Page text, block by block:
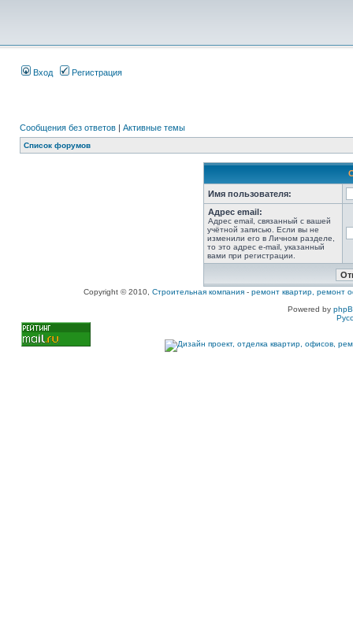
Вход Регистрация
Сообщения без ответов | Активные темы
Список форумов
Имя пользователя:
Адрес email:
Адрес email, связанный с вашей
учётной записью. Если вы не
изменили его в Личном разделе,
то это адрес e-mail, указанный
вами при регистрации.
Copyright © 2010, Строительная компания - ремонт квартир, ремонт
Powered by